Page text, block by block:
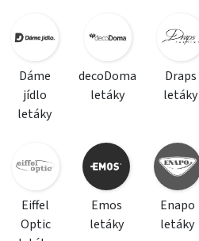
Dáme
jídlo
letáky
decoDoma
letáky
Draps
letáky
Eiffel
Optic
Emos
letáky
Enapo
letáky